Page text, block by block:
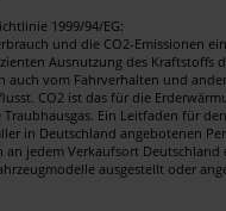
1999/94/EG:
und die CO2-Emissionen
Ausnutzung des Kraftstoffs
auch vom Fahrverhalten und
CO2 ist das für die
Ein Leitfaden für
in Deutschland angebotenen
an jedem Verkaufsort
ausgestellt oder